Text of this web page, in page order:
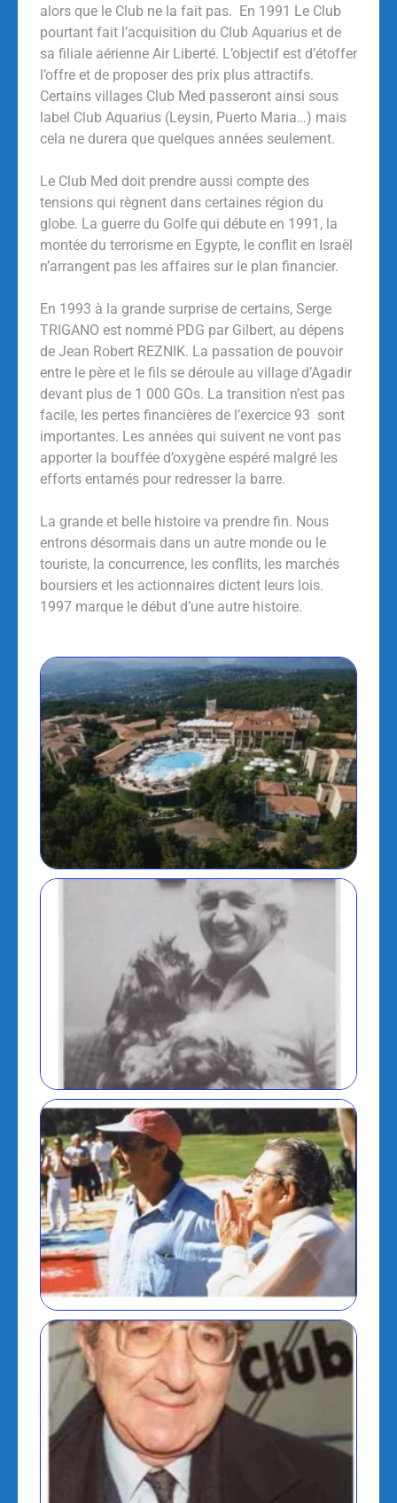
alors que le Club ne la fait pas. En 1991 Le Club
pourtant fait l’acquisition du Club Aquarius et de
sa filiale aérienne Air Liberté. L’objectif est d’étoffer
l’offre et de proposer des prix plus attractifs.
Certains villages Club Med passeront ainsi sous
label Club Aquarius (Leysin, Puerto Maria…) mais
cela ne durera que quelques années seulement.
Le Club Med doit prendre aussi compte des
tensions qui règnent dans certaines région du
globe. La guerre du Golfe qui débute en 1991, la
montée du terrorisme en Egypte, le conflit en Israël
n’arrangent pas les affaires sur le plan financier.
En 1993 à la grande surprise de certains, Serge
TRIGANO est nommé PDG par Gilbert, au dépens
de Jean Robert REZNIK. La passation de pouvoir
entre le père et le fils se déroule au village d’Agadir
devant plus de 1 000 GOs. La transition n’est pas
facile, les pertes financières de l’exercice 93 sont
importantes. Les années qui suivent ne vont pas
apporter la bouffée d’oxygène espéré malgré les
efforts entamés pour redresser la barre.
La grande et belle histoire va prendre fin. Nous
entrons désormais dans un autre monde ou le
touriste, la concurrence, les conflits, les marchés
boursiers et les actionnaires dictent leurs lois.
1997 marque le début d’une autre histoire.